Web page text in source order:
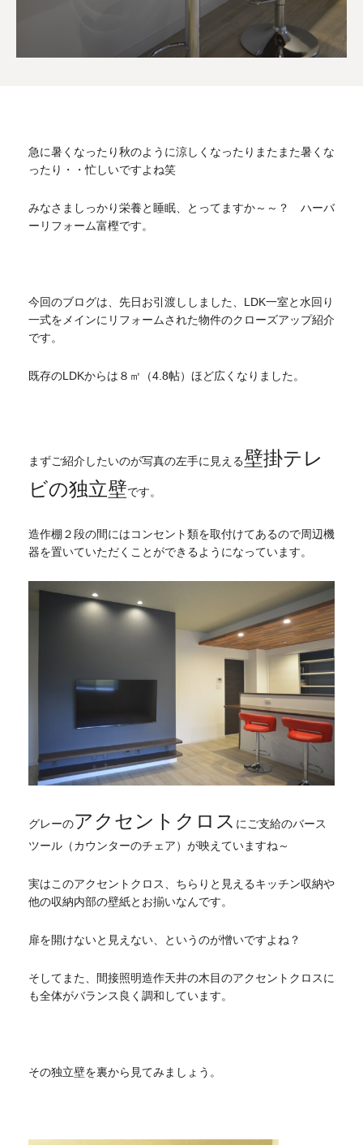
急に暑くなったり秋のように涼しくなったりまたまた暑くな
ったり・・忙しいですよね笑
みなさましっかり栄養と睡眠、とってますか～～？ ハーバ
ーリフォーム富樫です。
今回のブログは、先日お引渡ししました、LDK一室と水回り
一式をメインにリフォームされた物件のクローズアップ紹介
です。
既存のLDKからは８㎡（4.8帖）ほど広くなりました。
まずご紹介したいのが写真の左手に見える壁掛テレ
ビの独立壁です。
造作棚２段の間にはコンセント類を取付けてあるので周辺機
器を置いていただくことができるようになっています。
グレーのアクセントクロス にご支給のバース
ツール（カウンターのチェア）が映えていますね～
実はこのアクセントクロス、ちらりと見えるキッチン収納や
他の収納内部の壁紙とお揃いなんです。
扉を開けないと見えない、というのが憎いですよね？
そしてまた、間接照明造作天井の木目のアクセントクロスに
も全体がバランス良く調和しています。
その独立壁を裏から見てみましょう。